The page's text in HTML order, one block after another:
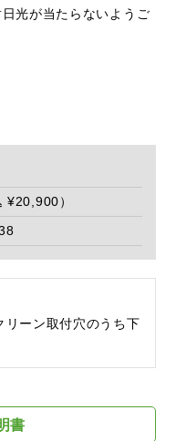
光が当たらないようご
）
リーン取付穴のうち下
書